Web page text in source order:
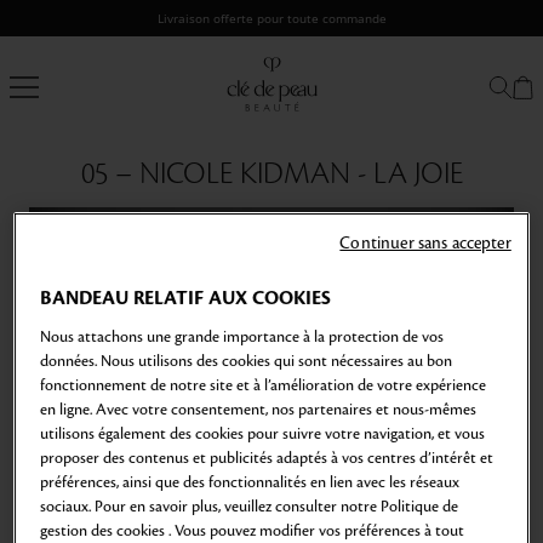
Livraison offerte pour toute commande
de
Peau
05 – NICOLE KIDMAN - LA JOIE
L’actrice révèle comment la Joie peut se transformer en
BANDEAU RELATIF AUX COOKIES
Nous attachons une grande importance à la protection de vos
données. Nous utilisons des cookies qui sont nécessaires au bon
fonctionnement de notre site et à l’amélioration de votre expérience
en ligne. Avec votre consentement, nos partenaires et nous-mêmes
utilisons également des cookies pour suivre votre navigation, et vous
proposer des contenus et publicités adaptés à vos centres d’intérêt et
préférences, ainsi que des fonctionnalités en lien avec les réseaux
sociaux. Pour en savoir plus, veuillez consulter notre Politique de
gestion des cookies . Vous pouvez modifier vos préférences à tout
Continuer sans accepter